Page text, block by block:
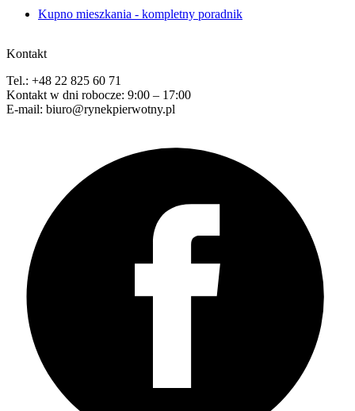
Kupno mieszkania - kompletny poradnik
Kontakt
Tel.: +48 22 825 60 71
Kontakt w dni robocze: 9:00 – 17:00
E-mail: biuro@rynekpierwotny.pl